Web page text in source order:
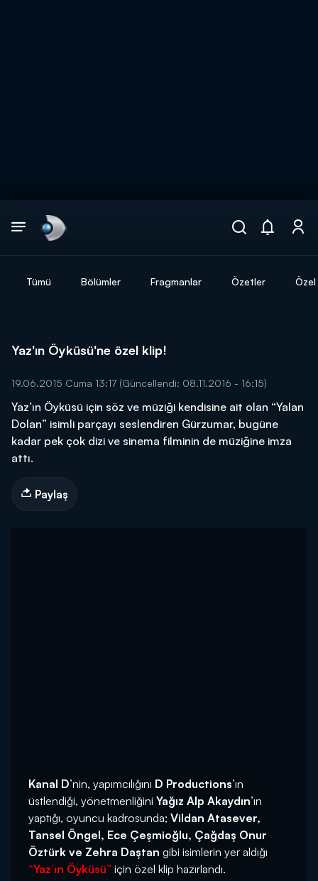
Tümü Bölümler Fragmanlar Özetler
Yaz'ın Öyküsü'ne özel klip!
19.06.2015 Cuma 13:17 (Güncellendi: 08.11.2016 - 16:15)
Yaz’ın Öyküsü için söz ve müziği kendisine ait olan “Yalan
Dolan” isimli parçayı seslendiren Gürzumar, bugüne
kadar pek çok dizi ve sinema filminin de müziğine imza
attı.
Paylaş
Kanal D’nin, yapımcılığını D Productions’ın
üstlendiği, yönetmenliğini Yağız Alp Akaydın’ın
yaptığı, oyuncu kadrosunda; Vildan Atasever,
Tansel Öngel, Ece Çeşmioğlu, Çağdaş Onur
Öztürk ve Zehra Daştan gibi isimlerin yer aldığı
“Yaz’ın Öyküsü” için özel klip hazırlandı.